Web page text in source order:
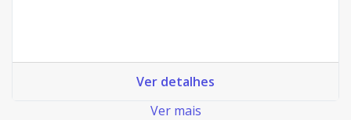
Ver detalhes
Ver mais